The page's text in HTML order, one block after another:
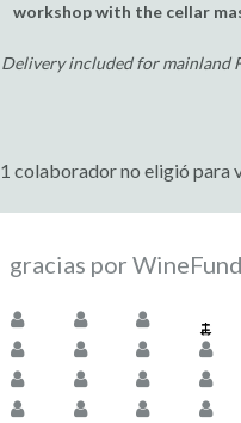
workshop with the cellar
Delivery included for mainland
1 colaborador no eligió para
gracias por